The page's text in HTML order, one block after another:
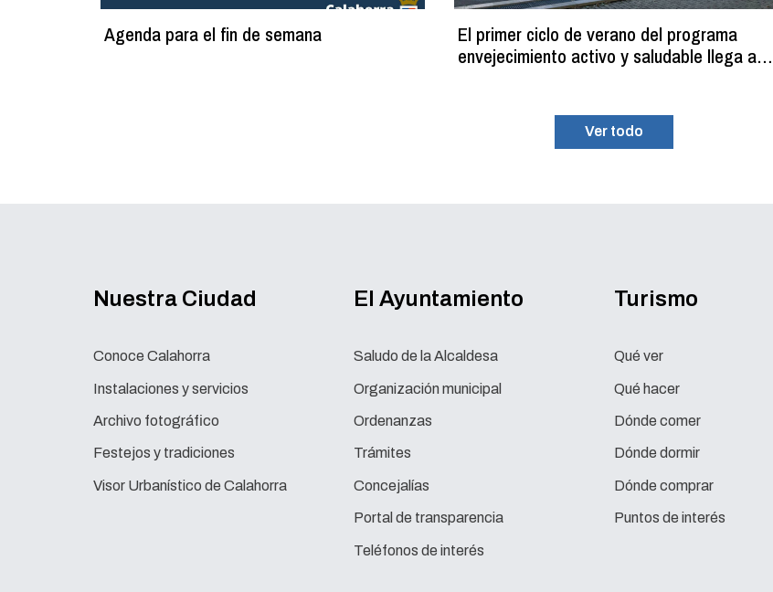
Agenda para el fin de semana
El primer ciclo de verano del programa
envejecimiento activo y saludable llega a
Ver todo
Nuestra Ciudad
Conoce Calahorra
Instalaciones y servicios
Archivo fotográfico
Festejos y tradiciones
Visor Urbanístico de Calahorra
El Ayuntamiento
Saludo de la Alcaldesa
Organización municipal
Ordenanzas
Trámites
Concejalías
Portal de transparencia
Teléfonos de interés
Turismo
Qué ver
Qué hacer
Dónde comer
Dónde dormir
Dónde comprar
Puntos de interés